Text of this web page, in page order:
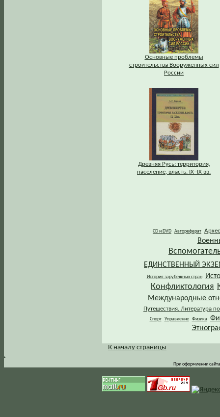
Основные проблемы
строительства Вооруженных сил
России
Древняя Русь: территория,
население, власть. IХ–IХ вв.
CD и DVD Автореферат
ЕДИНСТВЕННЫЙ
История зарубежных стран
Конфликтология
Международные
Путешествия. Литература
Спорт Управление Физика
.
К началу страницы
При оформлении